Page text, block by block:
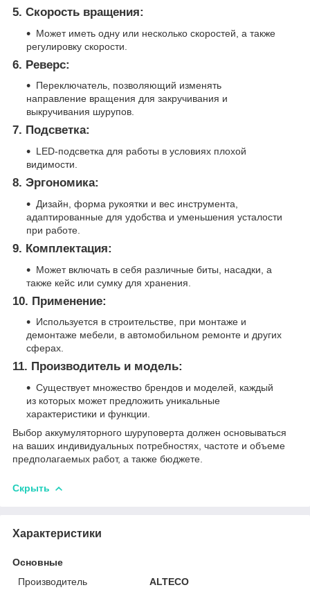
5. Скорость вращения:
Может иметь одну или несколько скоростей, а также
регулировку скорости.
6. Реверс:
Переключатель, позволяющий изменять
направление вращения для закручивания и
выкручивания шурупов.
7. Подсветка:
LED-подсветка для работы в условиях плохой
видимости.
8. Эргономика:
Дизайн, форма рукоятки и вес инструмента,
адаптированные для удобства и уменьшения усталости
при работе.
9. Комплектация:
Может включать в себя различные биты, насадки, а
также кейс или сумку для хранения.
10. Применение:
Используется в строительстве, при монтаже и
демонтаже мебели, в автомобильном ремонте и других
сферах.
11. Производитель и модель:
Существует множество брендов и моделей, каждый
из которых может предложить уникальные
характеристики и функции.
Выбор аккумуляторного шуруповерта должен основываться
на ваших индивидуальных потребностях, частоте и объеме
предполагаемых работ, а также бюджете.
Скрыть
Характеристики
Основные
Производитель
ALTECO